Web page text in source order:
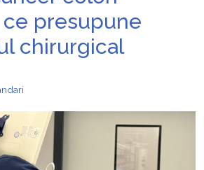
presupune
chirurgical